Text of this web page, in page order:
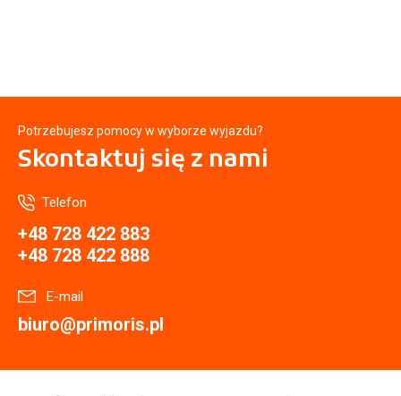
Potrzebujesz pomocy w wyborze wyjazdu?
Skontaktuj się z nami
Telefon
+48 728 422 883
+48 728 422 888
E-mail
biuro@primoris.pl